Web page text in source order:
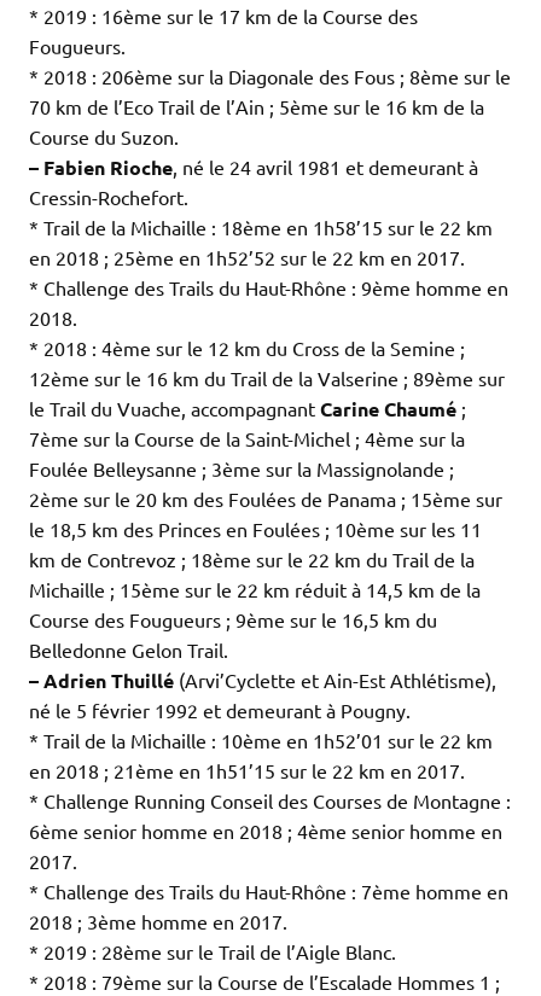
* 2019 : 16ème sur le 17 km de la Course des
Fougueurs.
* 2018 : 206ème sur la Diagonale des Fous ; 8ème sur le
70 km de l’Eco Trail de l’Ain ; 5ème sur le 16 km de la
Course du Suzon.
– Fabien Rioche, né le 24 avril 1981 et demeurant à
Cressin-Rochefort.
* Trail de la Michaille : 18ème en 1h58’15 sur le 22 km
en 2018 ; 25ème en 1h52’52 sur le 22 km en 2017.
* Challenge des Trails du Haut-Rhône : 9ème homme en
2018.
* 2018 : 4ème sur le 12 km du Cross de la Semine ;
12ème sur le 16 km du Trail de la Valserine ; 89ème sur
le Trail du Vuache, accompagnant Carine Chaumé ;
7ème sur la Course de la Saint-Michel ; 4ème sur la
Foulée Belleysanne ; 3ème sur la Massignolande ;
2ème sur le 20 km des Foulées de Panama ; 15ème sur
le 18,5 km des Princes en Foulées ; 10ème sur les 11
km de Contrevoz ; 18ème sur le 22 km du Trail de la
Michaille ; 15ème sur le 22 km réduit à 14,5 km de la
Course des Fougueurs ; 9ème sur le 16,5 km du
Belledonne Gelon Trail.
– Adrien Thuillé (Arvi’Cyclette et Ain-Est Athlétisme),
né le 5 février 1992 et demeurant à Pougny.
* Trail de la Michaille : 10ème en 1h52’01 sur le 22 km
en 2018 ; 21ème en 1h51’15 sur le 22 km en 2017.
* Challenge Running Conseil des Courses de Montagne :
6ème senior homme en 2018 ; 4ème senior homme en
2017.
* Challenge des Trails du Haut-Rhône : 7ème homme en
2018 ; 3ème homme en 2017.
* 2019 : 28ème sur le Trail de l’Aigle Blanc.
* 2018 : 79ème sur la Course de l’Escalade Hommes 1 ;